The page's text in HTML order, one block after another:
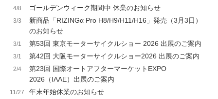
4/8 ゴールデンウィーク期間中 休業のお知らせ
3/3
新商品「RIZINGα Pro H8/H9/H11/H16」発売（3月3日）
のお知らせ
3/1 第53回 東京モーターサイクルショー 2026 出展のご案内
3/1 第42回 大阪モーターサイクルショー2026 出展のご案内
2/4
第23回 国際オートアフターマーケットEXPO
2026（IAAE）出展のご案内
11/27 年末年始休業のお知らせ